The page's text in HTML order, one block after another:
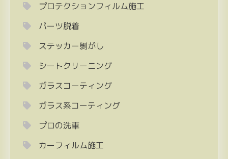
プロテクションフィルム施工
パーツ脱着
ステッカー剝がし
シートクリーニング
ガラスコーティング
ガラス系コーティング
プロの洗車
カーフィルム施工